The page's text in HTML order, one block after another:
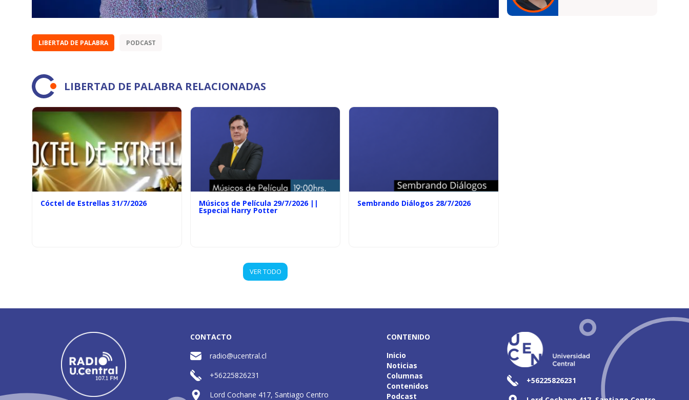
LIBERTAD DE PALABRA PODCAST
LIBERTAD DE PALABRA RELACIONADAS
Cóctel de Estrellas 31/7/2026 Músicos de Película 29/7/2026 ||
Especial Harry Potter
Sembrando Diálogos 28/7/2026
VER TODO
CONTACTO
radio@ucentral.cl
+56225826231
Lord Cochane 417, Santiago Centro
CONTENIDO
Inicio
Noticias
Columnas
Contenidos
Podcast
+56225826231